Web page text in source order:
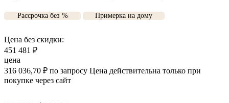
Рассрочка без % Примерка на дому
Цена без скидки:
451 481 ₽
цена
316 036,70 ₽ по запросу Цена действительна только при
покупке через сайт